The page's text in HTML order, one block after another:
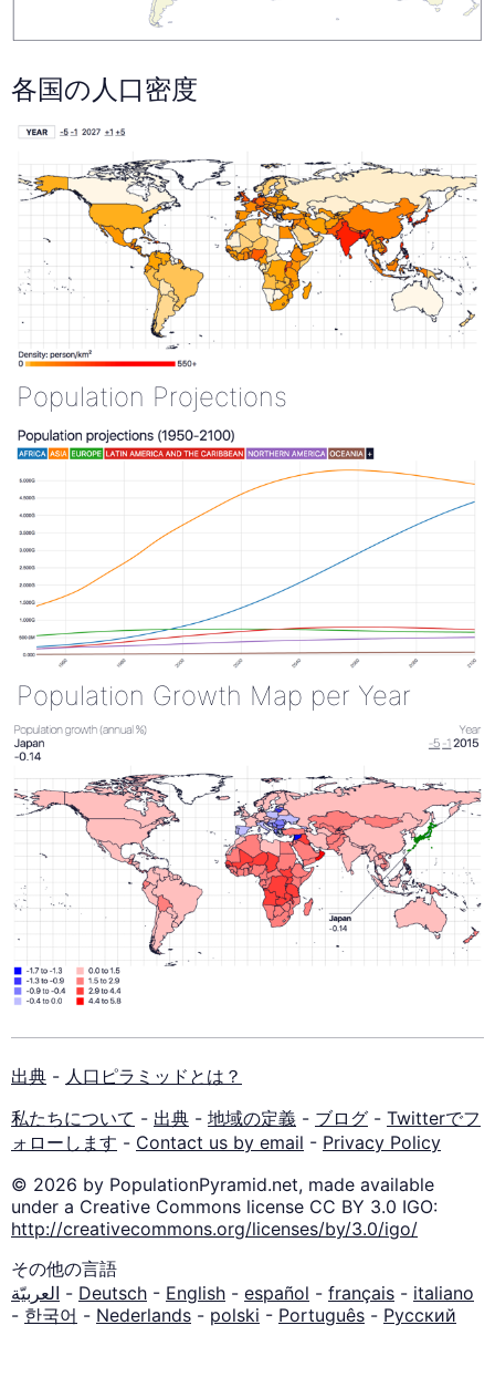
各国の人口密度
Population Projections
Population Growth Map per Year
出典 - 人口ピラミッドとは？
私たちについて - 出典 - 地域の定義 - ブログ - Twitterでフ
ォローします - Contact us by email - Privacy Policy
© 2026 by PopulationPyramid.net, made available
under a Creative Commons license CC BY 3.0 IGO:
http://creativecommons.org/licenses/by/3.0/igo/
その他の言語
العربيّة - Deutsch - English - español - français - italiano
- 한국어 - Nederlands - polski - Português - Русский